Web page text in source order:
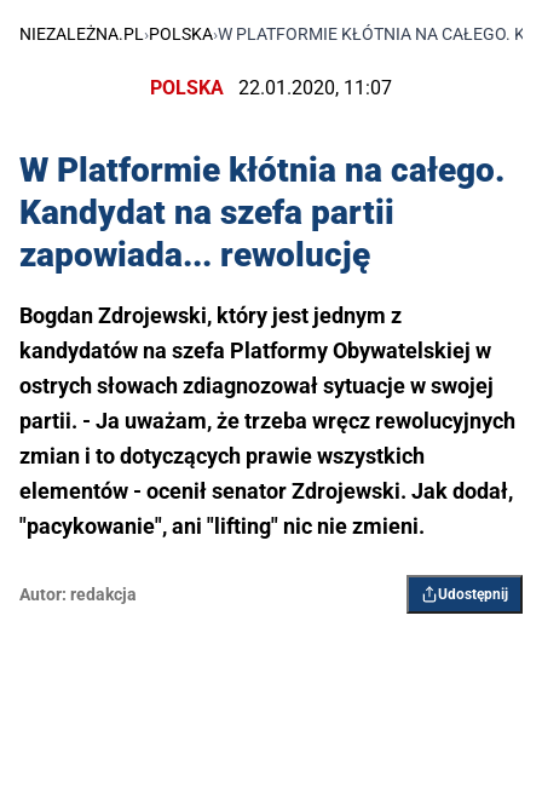
NIEZALEŻNA.PL›POLSKA›W PLATFORMIE KŁÓTNIA NA CAŁEGO.
POLSKA 22.01.2020, 11:07
W Platformie kłótnia na całego.
Kandydat na szefa partii
zapowiada... rewolucję
Bogdan Zdrojewski, który jest jednym z
kandydatów na szefa Platformy Obywatelskiej w
ostrych słowach zdiagnozował sytuacje w swojej
partii. - Ja uważam, że trzeba wręcz rewolucyjnych
zmian i to dotyczących prawie wszystkich
elementów - ocenił senator Zdrojewski. Jak dodał,
"pacykowanie", ani "lifting" nic nie zmieni.
Autor: redakcja Udostępnij